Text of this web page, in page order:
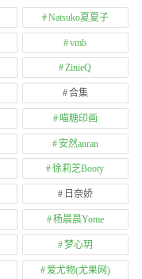
Natsuko夏夏子
vmb
ZinieQ
合集
喵糖印画
安然anran
徐莉芝Booty
日奈娇
杨晨晨Yome
梦心玥
爱尤物(尤果网)